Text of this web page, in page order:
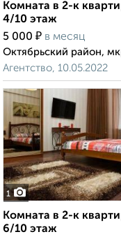
Комната в 2-к
4/10 этаж
5 000 ₽ в месяц
Октябрьский район,
Агентство, 10.05.2022
1
Комната в 2-к
6/10 этаж